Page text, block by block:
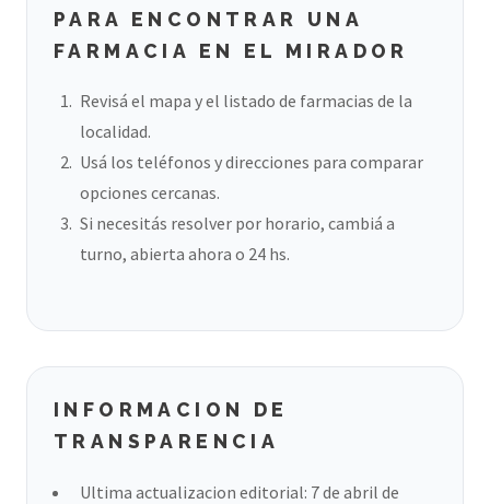
PARA ENCONTRAR UNA
FARMACIA EN EL MIRADOR
Revisá el mapa y el listado de farmacias de la
localidad.
Usá los teléfonos y direcciones para comparar
opciones cercanas.
Si necesitás resolver por horario, cambiá a
turno, abierta ahora o 24 hs.
INFORMACION DE
TRANSPARENCIA
Ultima actualizacion editorial: 7 de abril de